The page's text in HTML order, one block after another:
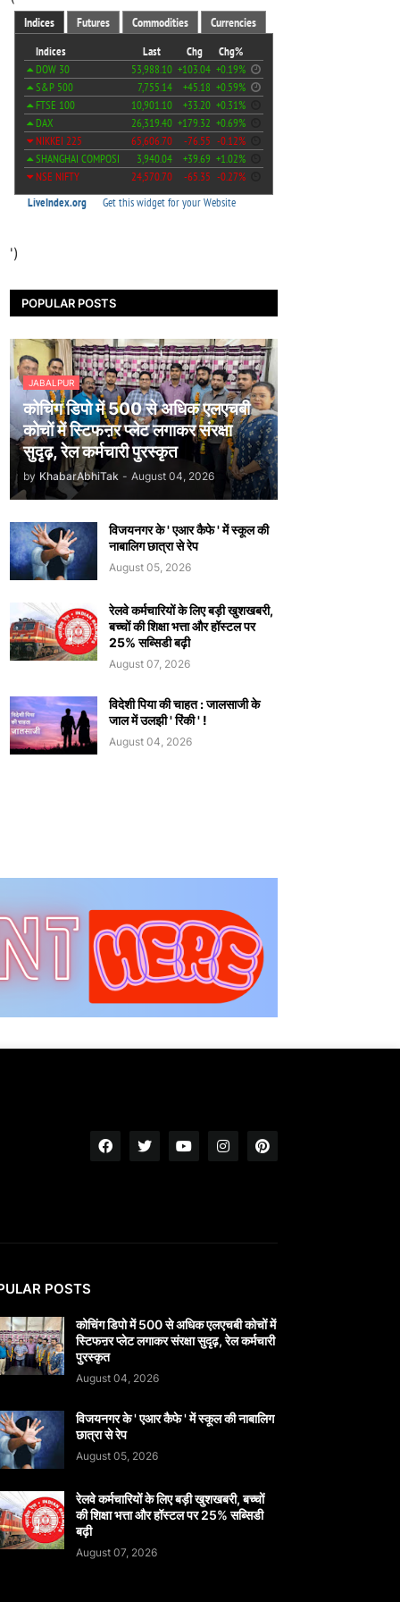
')
POPULAR POSTS
JABALPUR
कोचिंग डिपो में 500 से अधिक एलएचबी
कोचों में स्टिफऩर प्लेट लगाकर संरक्षा
सुदृढ़, रेल कर्मचारी पुरस्कृत
by KhabarAbhiTak - August 04, 2026
विजयनगर के ' एआर कैफे ' में स्कूल की
नाबालिग छात्रा से रेप
August 05, 2026
रेलवे कर्मचारियों के लिए बड़ी खुशखबरी,
बच्चों की शिक्षा भत्ता और हॉस्टल पर
25% सब्सिडी बढ़ी
August 07, 2026
विदेशी पिया की चाहत : जालसाजी के
जाल में उलझी ' रिंकी ' !
August 04, 2026
POSTS
कोचिंग डिपो में 500 से अधिक एलएचबी कोचों में
स्टिफऩर प्लेट लगाकर संरक्षा सुदृढ़, रेल कर्मचारी
पुरस्कृत
August 04, 2026
विजयनगर के ' एआर कैफे ' में स्कूल की नाबालिग
छात्रा से रेप
August 05, 2026
रेलवे कर्मचारियों के लिए बड़ी खुशखबरी, बच्चों
की शिक्षा भत्ता और हॉस्टल पर 25% सब्सिडी
बढ़ी
August 07, 2026